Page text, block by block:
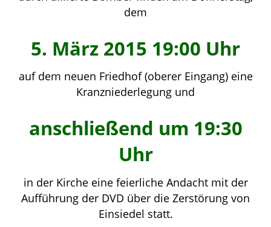
dem
5. März 2015 19:00 Uhr
auf dem neuen Friedhof (oberer Eingang) eine
Kranzniederlegung und
anschließend um 19:30
Uhr
in der Kirche eine feierliche Andacht mit der
Aufführung der DVD über die Zerstörung von
Einsiedel statt.